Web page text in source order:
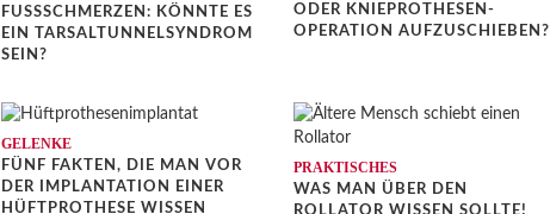
FUSSSCHMERZEN: KÖNNTE ES E
IN TARSALTUNNELSYNDROM S
EIN?
ODER KNIEPROTHESEN-
OPERATION AUFZUSCHIEBEN?
GELENKE
FÜNF FAKTEN, DIE MAN VOR
DER IMPLANTATION EINER
HÜFTPROTHESE WISSEN
PRAKTISCHES
WAS MAN ÜBER DEN
ROLLATOR WISSEN SOLLTE!